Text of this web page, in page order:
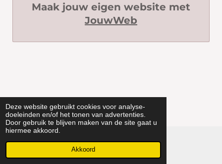
Deze website gebruikt cookies voor analyse-
doeleinden en/of het tonen van advertenties.
Door gebruik te blijven maken van de site gaat u
hiermee akkoord.
Akkoord
Maak jouw eigen website met
JouwWeb
JouwWeb